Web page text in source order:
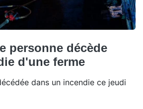
personne décède
d'une ferme
dans un incendie ce jeudi